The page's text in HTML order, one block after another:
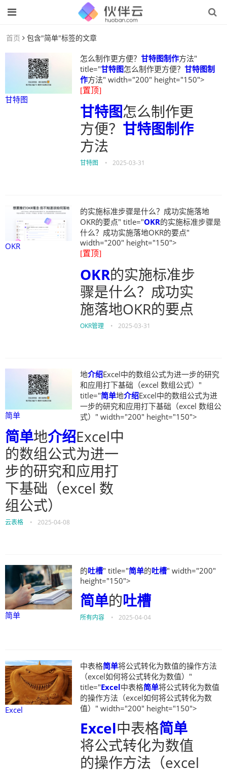
首页 包含"简单"标签的文章
甘特图
怎么制作更方便？ 甘特图制作方法"
title="甘特图怎么制作更方便？ 甘特图制
作方法" width="200" height="150">
[置顶]
甘特图怎么制作更
方便？ 甘特图制作
方法
甘特图 • 2025-03-31
OKR
的实施标准步骤是什么？成功实施落地
OKR的要点" title="OKR的实施标准步骤是
什么？成功实施落地OKR的要点"
width="200" height="150">
[置顶]
OKR的实施标准步
骤是什么？成功实
施落地OKR的要点
OKR管理 • 2025-03-31
简单
地介绍Excel中的数组公式为进一步的研究
和应用打下基础（excel 数组公式）"
title="简单地介绍Excel中的数组公式为进
一步的研究和应用打下基础（excel 数组公
式）" width="200" height="150">
简单地介绍Excel中
的数组公式为进一
步的研究和应用打
下基础（excel 数
组公式）
云表格 • 2025-04-08
简单
的吐槽" title="简单的吐槽" width="200"
height="150">
简单的吐槽
所有内容 • 2025-04-04
Excel
中表格简单将公式转化为数值的操作方法
（excel如何将公式转化为数值）"
title="Excel中表格简单将公式转化为数值
的操作方法（excel如何将公式转化为数
值）" width="200" height="150">
Excel中表格简单
将公式转化为数值
的操作方法（excel